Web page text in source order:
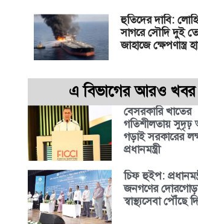
হুতিদের দাবি:
সাগরে সৌদি দুই
জাহাজে ক্ষেপণাস্ত্র
এ বিভাগের আরও খবর
বেসরকারি খাতের
গতিশীলতায় সুদৃঢ়
গড়াই সরকারের
প্রধানমন্ত্রী
চিফ হুইপ:
জনগণের
স্বাস্থ্যসেবা পৌঁছে